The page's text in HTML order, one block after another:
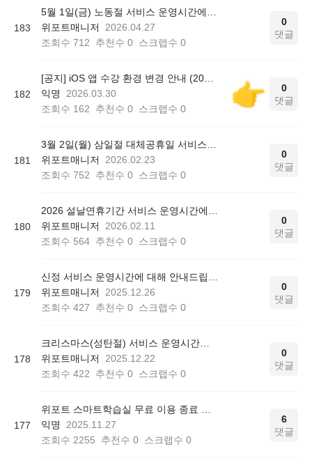
183
5월 1일(금) 노동절 서비스 운영시간에 대해 안내드립니다.
위포트매니저
2026.04.27
조회수 712 추천수 0 스크랩수 0
0
댓글
182
[공지] iOS 앱 수강 환경 변경 안내 (2026.04.07 적용)
익명
2026.03.30
조회수 162 추천수 0 스크랩수 0
0
댓글
181
3월 2일(월) 삼일절 대체공휴일 서비스 운영시간에 대해 안내드립니다.
위포트매니저
2026.02.23
조회수 752 추천수 0 스크랩수 0
0
댓글
180
2026 설날연휴기간 서비스 운영시간에 대해 안내드립니다.
위포트매니저
2026.02.11
조회수 564 추천수 0 스크랩수 0
0
댓글
179
신정 서비스 운영시간에 대해 안내드립니다.
위포트매니저
2025.12.26
조회수 427 추천수 0 스크랩수 0
0
댓글
178
크리스마스(성탄절) 서비스 운영시간에 대해 안내드립니다.
위포트매니저
2025.12.22
조회수 422 추천수 0 스크랩수 0
0
댓글
177
위포트 스마트학습실 무료 이용 종료 안내
익명
2025.11.27
조회수 2255 추천수 0 스크랩수 0
6
댓글